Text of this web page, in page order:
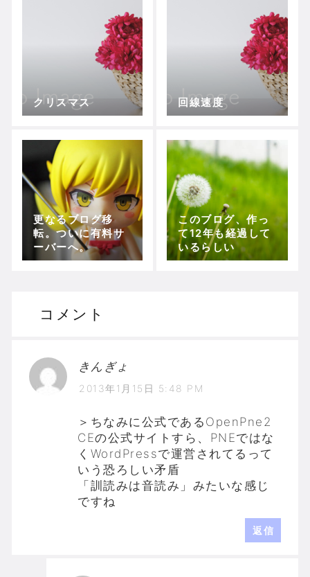
クリスマス 回線速度
更なるブログ移
転。ついに有料サ
ーバーへ。
このブログ、作っ
て12年も経過して
いるらしい
コメント
きんぎょ
2013年1月15日 5:48 PM
＞ちなみに公式であるOpenPne2
CEの公式サイトすら、PNEではな
くWordPressで運営されてるって
いう恐ろしい矛盾
「訓読みは音読み」みたいな感じ
ですね
返信